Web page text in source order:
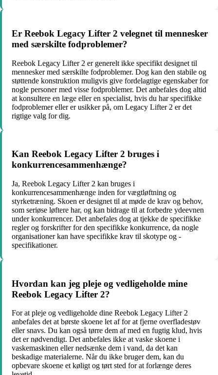
Er Reebok Legacy Lifter 2 velegnet til mennesker
med særskilte fodproblemer?
Reebok Legacy Lifter 2 er generelt ikke specifikt designet til
mennesker med særskilte fodproblemer. Dog kan den stabile og
støttende konstruktion muligvis give fordelagtige egenskaber for
nogle personer med visse fodproblemer. Det anbefales dog altid
at konsultere en læge eller en specialist, hvis du har specifikke
fodproblemer eller er usikker på, om Legacy Lifter 2 er det
rigtige valg for dig.
Kan Reebok Legacy Lifter 2 bruges i
konkurrencesammenhænge?
Ja, Reebok Legacy Lifter 2 kan bruges i
konkurrencesammenhænge inden for vægtløftning og
styrketræning. Skoen er designet til at møde de krav og behov,
som seriøse løftere har, og kan bidrage til at forbedre ydeevnen
under konkurrencer. Det anbefales dog at tjekke de specifikke
regler og forskrifter for den specifikke konkurrence, da nogle
organisationer kan have specifikke krav til skotype og -
specifikationer.
Hvordan kan jeg pleje og vedligeholde mine
Reebok Legacy Lifter 2?
For at pleje og vedligeholde dine Reebok Legacy Lifter 2
anbefales det at børste skoene let af for at fjerne overfladestøv
eller snavs. Du kan også tørre dem af med en fugtig klud, hvis
det er nødvendigt. Det anbefales ikke at vaske skoene i
vaskemaskinen eller nedsænke dem i vand, da det kan
beskadige materialerne. Når du ikke bruger dem, kan du
opbevare skoene et køligt og tørt sted for at forlænge deres